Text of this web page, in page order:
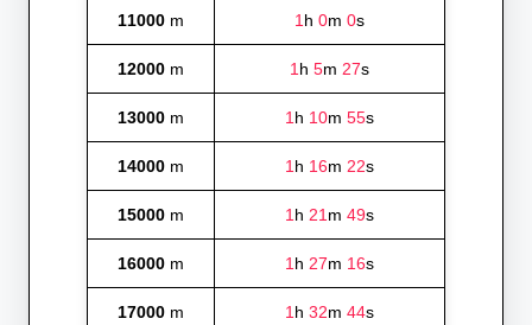
11000 m 1h 0m 0s
12000 m 1h 5m 27s
13000 m 1h 10m 55s
14000 m 1h 16m 22s
15000 m 1h 21m 49s
16000 m 1h 27m 16s
17000 m 1h 32m 44s